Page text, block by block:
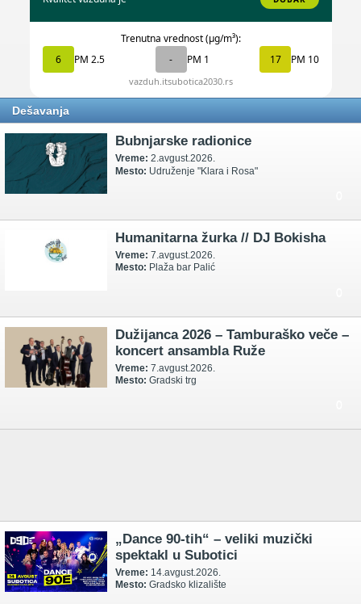
Dešavanja
Bubnjarske radionice
Vreme: 2.avgust.2026.
Mesto: Udruženje "Klara i Rosa"
Humanitarna žurka // DJ Bokisha
Vreme: 7.avgust.2026.
Mesto: Plaža bar Palić
Dužijanca 2026 – Tamburaško veče –
koncert ansambla Ruže
Vreme: 7.avgust.2026.
Mesto: Gradski trg
„Dance 90-tih“ – veliki muzički
spektakl u Subotici
Vreme: 14.avgust.2026.
Mesto: Gradsko klizalište